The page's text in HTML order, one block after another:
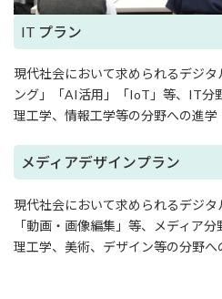
IT プラン
現代社会において求められるデジ
ング」「AI活用」「IoT」等、IT分
理工学、情報工学等の分野への進学
メディアデザインプラン
現代社会において求められるデジタ
「動画・画像編集」等、メディア
理工学、美術、デザイン等の分野へ